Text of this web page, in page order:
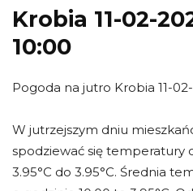
Krobia 11-02-
10:00
Pogoda na jutro Krobia 11-
W jutrzejszym dniu
spodziewać się temperatury
3.95°C do 3.95°C. Średnia